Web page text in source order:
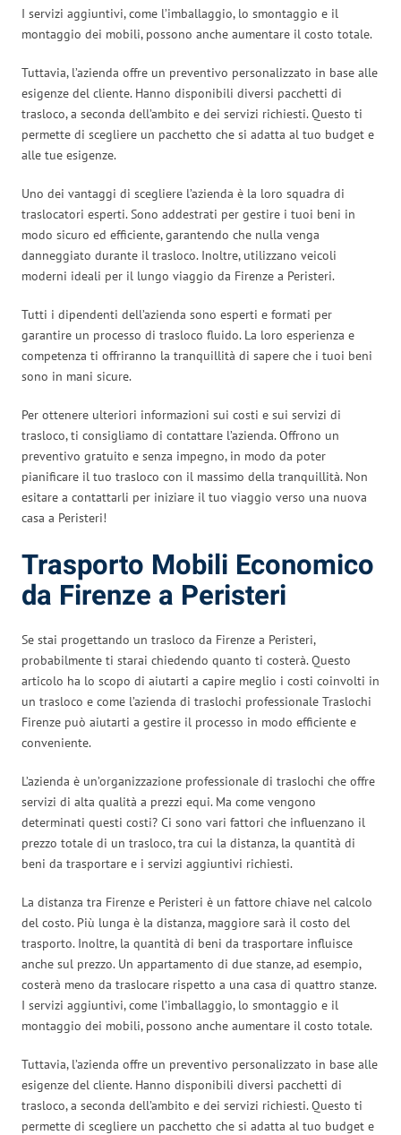
I servizi aggiuntivi, come l’imballaggio, lo smontaggio e il
montaggio dei mobili, possono anche aumentare il costo totale.
Tuttavia, l’azienda offre un preventivo personalizzato in base alle
esigenze del cliente. Hanno disponibili diversi pacchetti di
trasloco, a seconda dell’ambito e dei servizi richiesti. Questo ti
permette di scegliere un pacchetto che si adatta al tuo budget e
alle tue esigenze.
Uno dei vantaggi di scegliere l’azienda è la loro squadra di
traslocatori esperti. Sono addestrati per gestire i tuoi beni in
modo sicuro ed efficiente, garantendo che nulla venga
danneggiato durante il trasloco. Inoltre, utilizzano veicoli
moderni ideali per il lungo viaggio da Firenze a Peristeri.
Tutti i dipendenti dell’azienda sono esperti e formati per
garantire un processo di trasloco fluido. La loro esperienza e
competenza ti offriranno la tranquillità di sapere che i tuoi beni
sono in mani sicure.
Per ottenere ulteriori informazioni sui costi e sui servizi di
trasloco, ti consigliamo di contattare l’azienda. Offrono un
preventivo gratuito e senza impegno, in modo da poter
pianificare il tuo trasloco con il massimo della tranquillità. Non
esitare a contattarli per iniziare il tuo viaggio verso una nuova
casa a Peristeri!
Trasporto Mobili Economico
da Firenze a Peristeri
Se stai progettando un trasloco da Firenze a Peristeri,
probabilmente ti starai chiedendo quanto ti costerà. Questo
articolo ha lo scopo di aiutarti a capire meglio i costi coinvolti in
un trasloco e come l’azienda di traslochi professionale Traslochi
Firenze può aiutarti a gestire il processo in modo efficiente e
conveniente.
L’azienda è un’organizzazione professionale di traslochi che offre
servizi di alta qualità a prezzi equi. Ma come vengono
determinati questi costi? Ci sono vari fattori che influenzano il
prezzo totale di un trasloco, tra cui la distanza, la quantità di
beni da trasportare e i servizi aggiuntivi richiesti.
La distanza tra Firenze e Peristeri è un fattore chiave nel calcolo
del costo. Più lunga è la distanza, maggiore sarà il costo del
trasporto. Inoltre, la quantità di beni da trasportare influisce
anche sul prezzo. Un appartamento di due stanze, ad esempio,
costerà meno da traslocare rispetto a una casa di quattro stanze.
I servizi aggiuntivi, come l’imballaggio, lo smontaggio e il
montaggio dei mobili, possono anche aumentare il costo totale.
Tuttavia, l’azienda offre un preventivo personalizzato in base alle
esigenze del cliente. Hanno disponibili diversi pacchetti di
trasloco, a seconda dell’ambito e dei servizi richiesti. Questo ti
permette di scegliere un pacchetto che si adatta al tuo budget e